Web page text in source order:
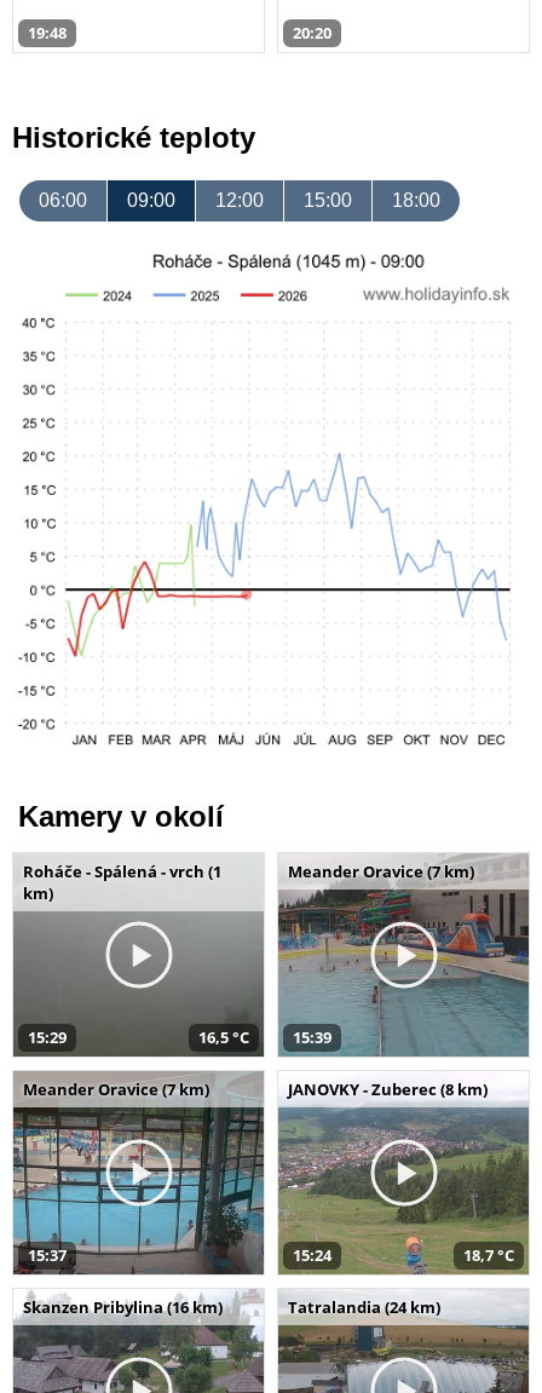
19:48 20:20
Historické teploty
06:00 09:00 12:00 15:00 18:00
Kamery v okolí
Roháče - Spálená - vrch (1
km)
15:29 16,5 °C
Meander Oravice (7 km)
15:39
Meander Oravice (7 km)
15:37
JANOVKY - Zuberec (8 km)
15:24 18,7 °C
Skanzen Pribylina (16 km) Tatralandia (24 km)